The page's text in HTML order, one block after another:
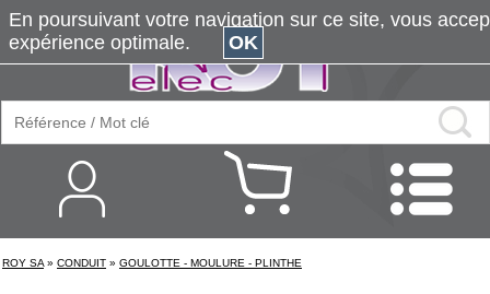
ROY SA » CONDUIT » GOULOTTE - MOULURE - PLINTHE
En poursuivant votre navigation sur ce site, vous
expérience optimale.
OK